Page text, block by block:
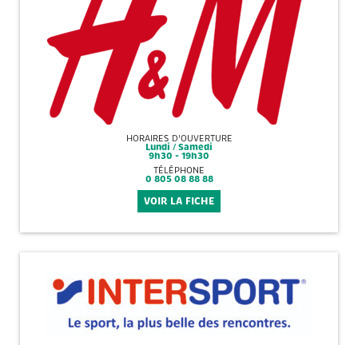
HORAIRES D'OUVERTURE
Lundi / Samedi
9h30 - 19h30
TÉLÉPHONE
0 805 08 88 88
VOIR LA FICHE